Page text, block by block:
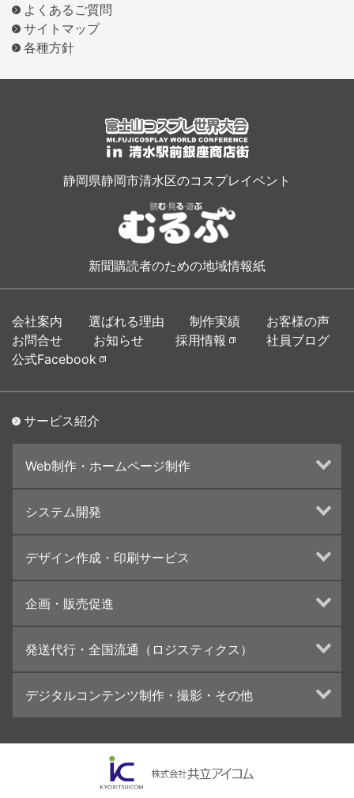
よくあるご質問
サイトマップ
各種方針
静岡県静岡市清水区のコスプレイベント
新聞購読者のための地域情報紙
会社案内 選ばれる理由 制作実績
お客様の声
お問合せ
お知らせ 採用情報
社員ブログ
公式Facebook
サービス紹介
Web制作・ホームページ制作
ランディングページ制作
インターネット広告代行
UI・UXデザイン設計
システム開発
デザイン作成・印刷サービス
カタログデザインの制作・印刷
学校・会社案内パンフレット制作・印刷
高精細印刷（スブリマ印刷）
社内報
名刺
一般印刷 （オンデマンド・オフセット）
ユニバーサル・コミュニケーション・デザイン
企画・販売促進
ブランディング戦略
コンテンツ制作
採用プロモーション
発送代行・全国流通（ロジスティクス）
デジタルコンテンツ制作・撮影・その他
イラスト・キャラクター制作
ロゴデザイン・CI設計